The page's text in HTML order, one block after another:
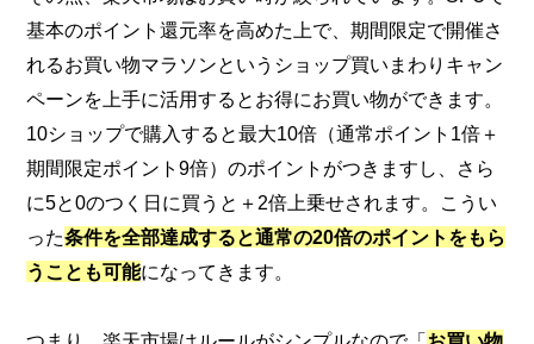
基本のポイント還元率を高めた上で、期間限定で開催さ
れるお買い物マラソンというショップ買いまわりキャン
ペーンを上手に活用するとお得にお買い物ができます。
10ショップで購入すると最大10倍（通常ポイント1倍＋
期間限定ポイント9倍）のポイントがつきますし、さら
に5と0のつく日に買うと＋2倍上乗せされます。こうい
った条件を全部達成すると通常の20倍のポイントをもら
うことも可能になってきます。